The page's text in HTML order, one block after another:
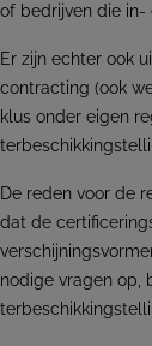
of bedrijven die in-
Er zijn echter ook
contracting (ook
klus onder eigen
De reden voor de
dat de
nodige vragen op,